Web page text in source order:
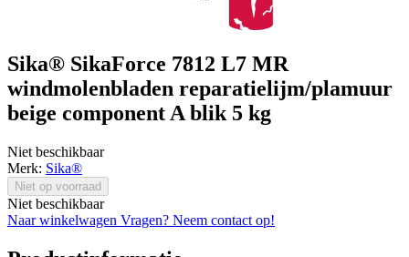
Sika® SikaForce 7812 L7 MR
windmolenbladen reparatielijm/plamuur
beige component A blik 5 kg
Niet beschikbaar
Merk: Sika®
Niet op voorraad
Niet beschikbaar
Naar winkelwagen Vragen? Neem contact op!